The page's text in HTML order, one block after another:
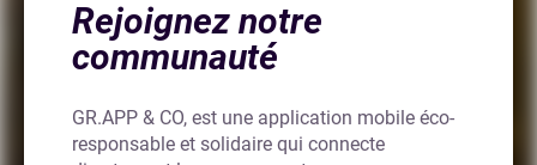
Rejoignez notre
communauté
GR.APP & CO, est une application mobile éco-
responsable et solidaire qui connecte